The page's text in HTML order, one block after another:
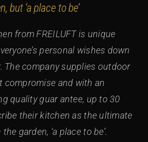
but ‘a place to be’
from FREILUFT is unique
personal wishes down
The company supplies outdoor
compromise and with an
quality guar antee, up to 30
their kitchen as the ultimate
garden, ‘a place to be’.